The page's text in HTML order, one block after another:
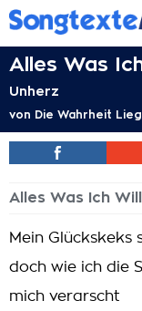
Alles Was
Unherz
von Die Wahrheit
Alles Was Ich
Mein Glückskeks
doch wie ich die
mich verarscht